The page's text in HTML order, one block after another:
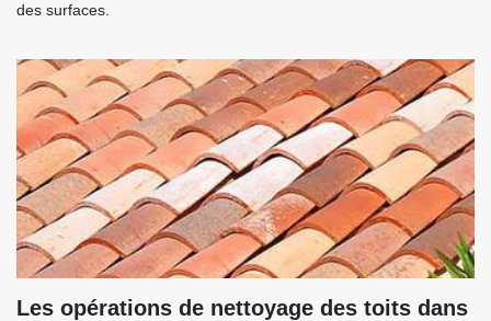
des surfaces.
Les opérations de nettoyage des toits dans